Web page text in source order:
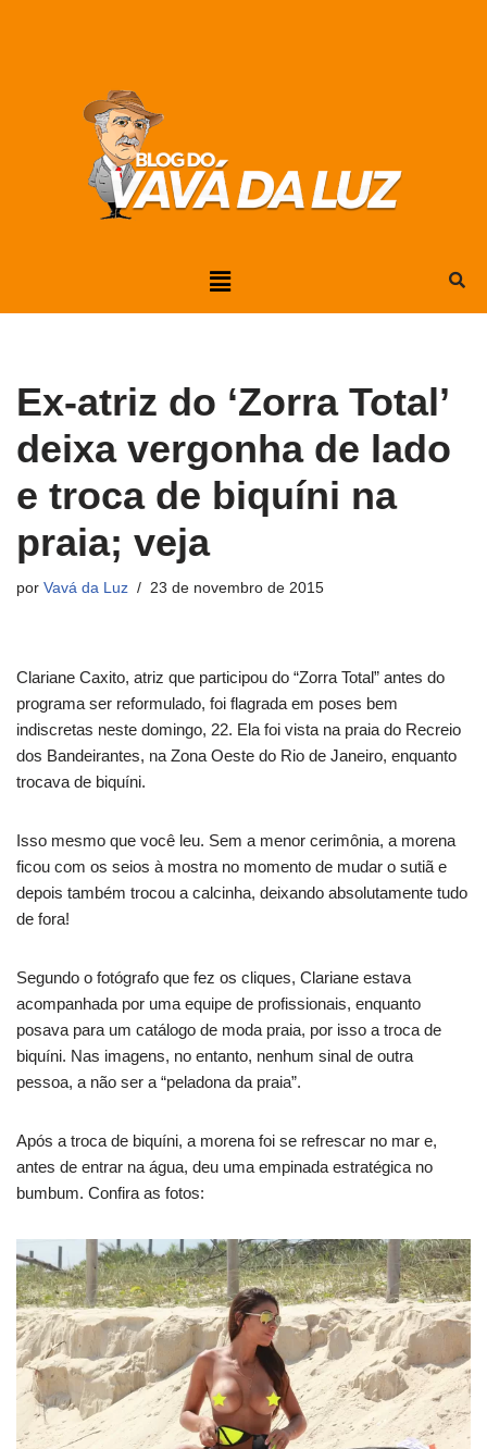
Ex-atriz do ‘Zorra Total’
deixa vergonha de lado
e troca de biquíni na
praia; veja
por Vavá da Luz 23 de novembro de 2015
Clariane Caxito, atriz que participou do “Zorra Total” antes do
programa ser reformulado, foi flagrada em poses bem
indiscretas neste domingo, 22. Ela foi vista na praia do Recreio
dos Bandeirantes, na Zona Oeste do Rio de Janeiro, enquanto
trocava de biquíni.
Isso mesmo que você leu. Sem a menor cerimônia, a morena
ficou com os seios à mostra no momento de mudar o sutiã e
depois também trocou a calcinha, deixando absolutamente tudo
de fora!
Segundo o fotógrafo que fez os cliques, Clariane estava
acompanhada por uma equipe de profissionais, enquanto
posava para um catálogo de moda praia, por isso a troca de
biquíni. Nas imagens, no entanto, nenhum sinal de outra
pessoa, a não ser a “peladona da praia”.
Após a troca de biquíni, a morena foi se refrescar no mar e,
antes de entrar na água, deu uma empinada estratégica no
bumbum. Confira as fotos: